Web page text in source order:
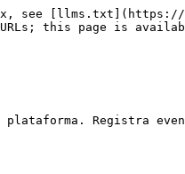
see [llms.txt](https://
this page is
Registra